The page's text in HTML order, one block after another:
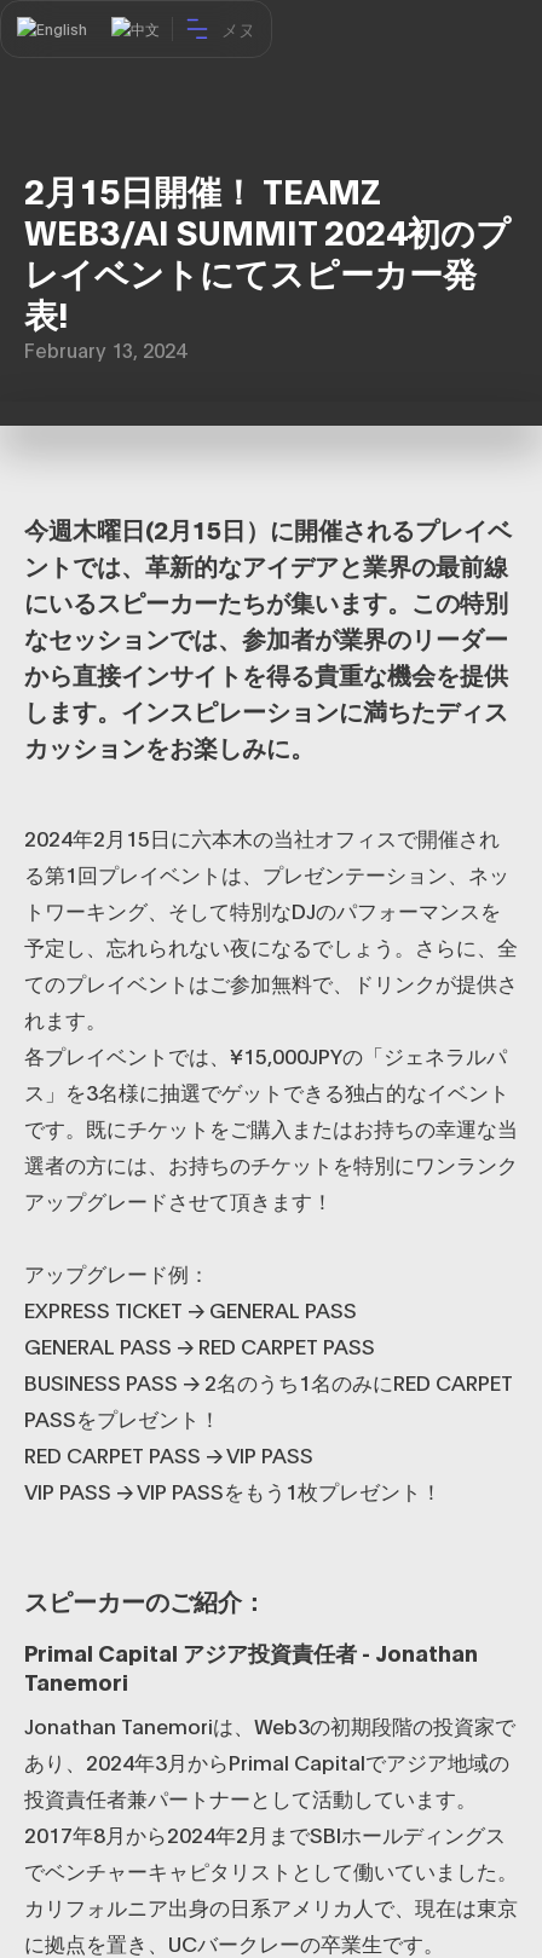
English 中文 メヌ
2月15日開催！ TEAMZ
WEB3/AI SUMMIT 2024初のプ
レイベントにてスピーカー発
表!
February 13, 2024
今週木曜日(2月15日）に開催されるプレイベ
ントでは、革新的なアイデアと業界の最前線
にいるスピーカーたちが集います。この特別
なセッションでは、参加者が業界のリーダー
から直接インサイトを得る貴重な機会を提供
します。インスピレーションに満ちたディス
カッションをお楽しみに。
2024年2月15日に六本木の当社オフィスで開催され
る第1回プレイベントは、プレゼンテーション、ネッ
トワーキング、そして特別なDJのパフォーマンスを
予定し、忘れられない夜になるでしょう。さらに、全
てのプレイベントはご参加無料で、ドリンクが提供さ
れます。
各プレイベントでは、¥15,000JPYの「ジェネラルパ
ス」を3名様に抽選でゲットできる独占的なイベント
です。既にチケットをご購入またはお持ちの幸運な当
選者の方には、お持ちのチケットを特別にワンランク
アップグレードさせて頂きます！
アップグレード例：
EXPRESS TICKET → GENERAL PASS
GENERAL PASS → RED CARPET PASS
BUSINESS PASS → 2名のうち1名のみにRED CARPET
PASSをプレゼント！
RED CARPET PASS → VIP PASS
VIP PASS → VIP PASSをもう1枚プレゼント！
スピーカーのご紹介：
Primal Capital アジア投資責任者 - Jonathan
Tanemori
Jonathan Tanemoriは、Web3の初期段階の投資家で
あり、2024年3月からPrimal Capitalでアジア地域の
投資責任者兼パートナーとして活動しています。
2017年8月から2024年2月までSBIホールディングス
でベンチャーキャピタリストとして働いていました。
カリフォルニア出身の日系アメリカ人で、現在は東京
に拠点を置き、UCバークレーの卒業生です。